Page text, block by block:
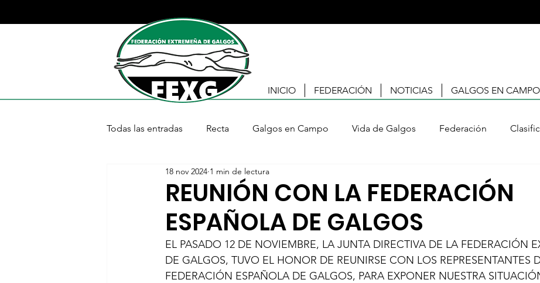
INICIO FEDERACIÓN NOTICIAS GALGOS EN CAMPO
Todas las entradas Recta Galgos en Campo Vida de Galgos Federación
II Liga Extremeña Abierta de Galgos
REUNIÓN CON LA FEDERACIÓN
ESPAÑOLA DE GALGOS
18 nov 2024 1 min de lectura
EL PASADO 12 DE NOVIEMBRE, LA JUNTA DIRECTIVA DE LA FEDERACIÓN
DE GALGOS, TUVO EL HONOR DE REUNIRSE CON LOS REPRESENTANTES
FEDERACIÓN ESPAÑOLA DE GALGOS, PARA EXPONER NUESTRA